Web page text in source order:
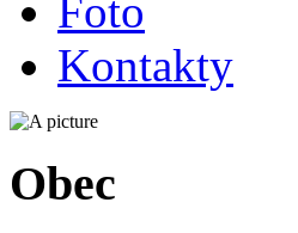
Foto
Kontakty
Obec